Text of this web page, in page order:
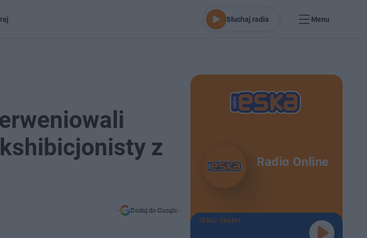
Słuchaj radia Menu
z
Dodaj do Google
Radio Online
TERAZ GRAMY